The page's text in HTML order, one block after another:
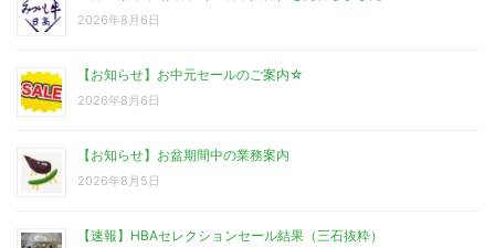
2026年8月6日
【お知らせ】お中元セールのご案内☆
2026年8月6日
【お知らせ】お盆期間中の業務案内
2026年8月5日
【速報】HBAセレクションセール結果（三石抜粋）